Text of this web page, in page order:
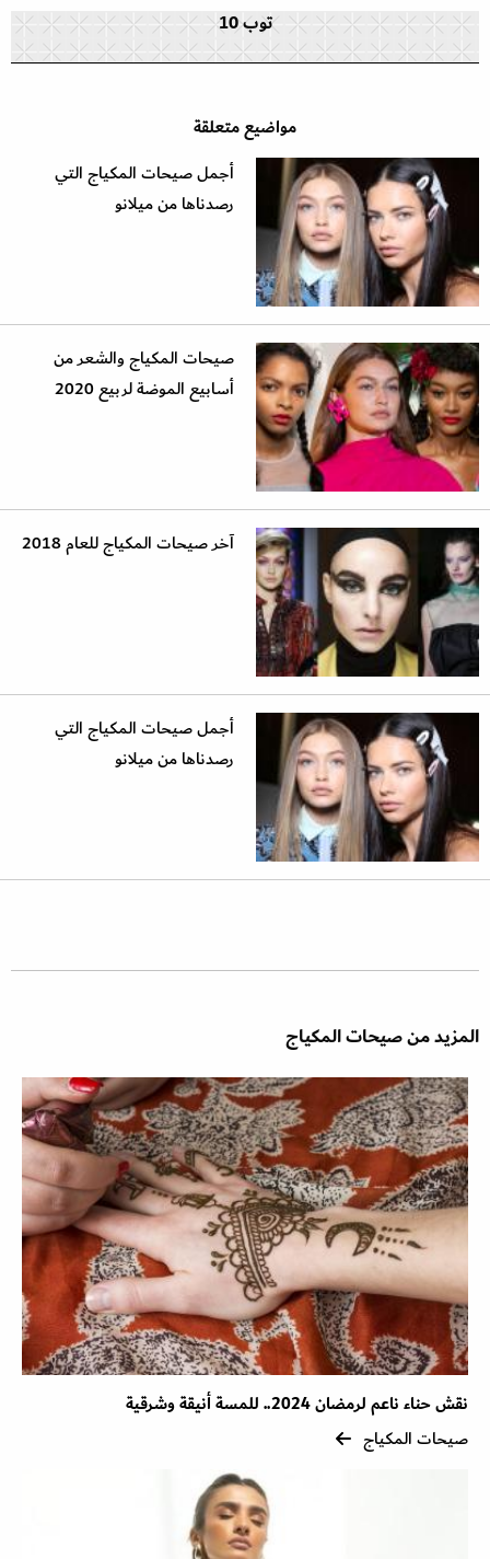
توب 10
مواضيع متعلقة
أجمل صيحات المكياج التي
رصدناها من ميلانو
صيحات المكياج والشعر من
أسابيع الموضة لربيع 2020
آخر صيحات المكياج للعام 2018
أجمل صيحات المكياج التي
رصدناها من ميلانو
المزيد من صيحات المكياج
نقش حناء ناعم لرمضان 2024.. للمسة أنيقة وشرقية
صيحات المكياج